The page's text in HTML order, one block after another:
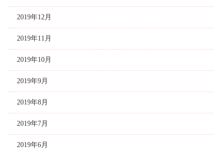
2019年12月
2019年11月
2019年10月
2019年9月
2019年8月
2019年7月
2019年6月